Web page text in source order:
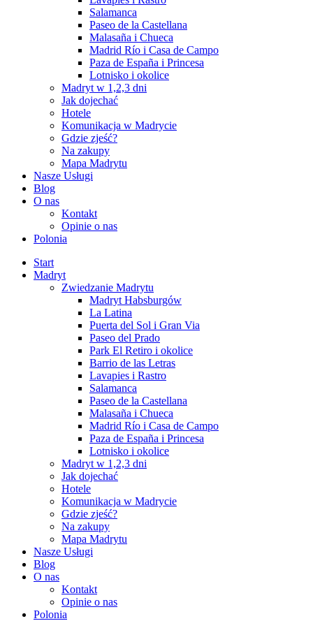
Salamanca
Paseo de la Castellana
Malasaña i Chueca
Madrid Río i Casa de Campo
Paza de España i Princesa
Lotnisko i okolice
Madryt w 1,2,3 dni
Jak dojechać
Hotele
Komunikacja w Madrycie
Gdzie zjeść?
Na zakupy
Mapa Madrytu
Nasze Usługi
Blog
O nas
Kontakt
Opinie o nas
Polonia
Start
Madryt
Zwiedzanie Madrytu
Madryt Habsburgów
La Latina
Puerta del Sol i Gran Via
Paseo del Prado
Park El Retiro i okolice
Barrio de las Letras
Lavapies i Rastro
Salamanca
Paseo de la Castellana
Malasaña i Chueca
Madrid Río i Casa de Campo
Paza de España i Princesa
Lotnisko i okolice
Madryt w 1,2,3 dni
Jak dojechać
Hotele
Komunikacja w Madrycie
Gdzie zjeść?
Na zakupy
Mapa Madrytu
Nasze Usługi
Blog
O nas
Kontakt
Opinie o nas
Polonia